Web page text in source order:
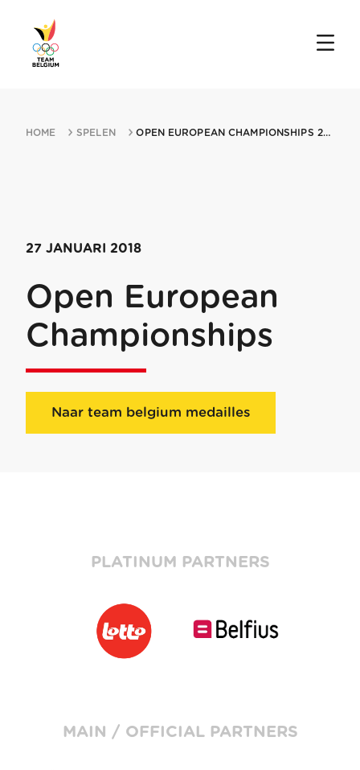
HOME SPELEN OPEN EUROPEAN CHAMPIONSHIPS 27012018 RIDNAUN
27 JANUARI 2018
Open European
Championships
Naar team belgium medailles
PLATINUM PARTNERS
MAIN / OFFICIAL PARTNERS